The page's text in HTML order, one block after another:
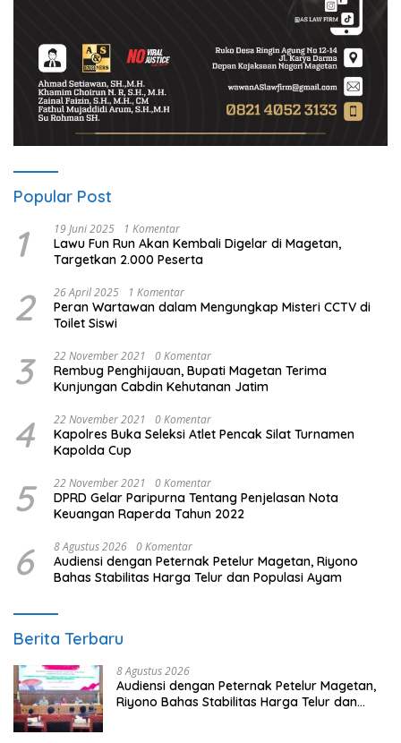
Popular Post
1 19 Juni 2025 1 Komentar
Lawu Fun Run Akan Kembali Digelar di Magetan,
Targetkan 2.000 Peserta
2 26 April 2025 1 Komentar
Peran Wartawan dalam Mengungkap Misteri CCTV di
Toilet Siswi
3 22 November 2021 0 Komentar
Rembug Penghijauan, Bupati Magetan Terima
Kunjungan Cabdin Kehutanan Jatim
4 22 November 2021 0 Komentar
Kapolres Buka Seleksi Atlet Pencak Silat Turnamen
Kapolda Cup
5 22 November 2021 0 Komentar
DPRD Gelar Paripurna Tentang Penjelasan Nota
Keuangan Raperda Tahun 2022
6 8 Agustus 2026 0 Komentar
Audiensi dengan Peternak Petelur Magetan, Riyono
Bahas Stabilitas Harga Telur dan Populasi Ayam
Berita Terbaru
8 Agustus 2026
Audiensi dengan Peternak Petelur Magetan,
Riyono Bahas Stabilitas Harga Telur dan